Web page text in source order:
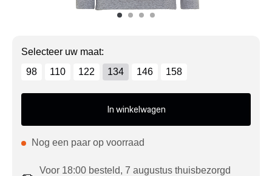
Porsche informatie
Selecteer uw maat:
98
110 122 134 146 158
In winkelwagen
Nog een paar op voorraad
Voor 18:00 besteld, 7 augustus thuisbezorgd